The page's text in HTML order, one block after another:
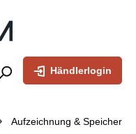
Händlerlogin
Aufzeichnung & Speicher